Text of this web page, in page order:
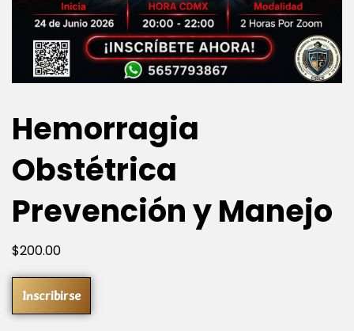
Hemorragia
Obstétrica
Prevención y Manejo
$200.00
Inscribirse